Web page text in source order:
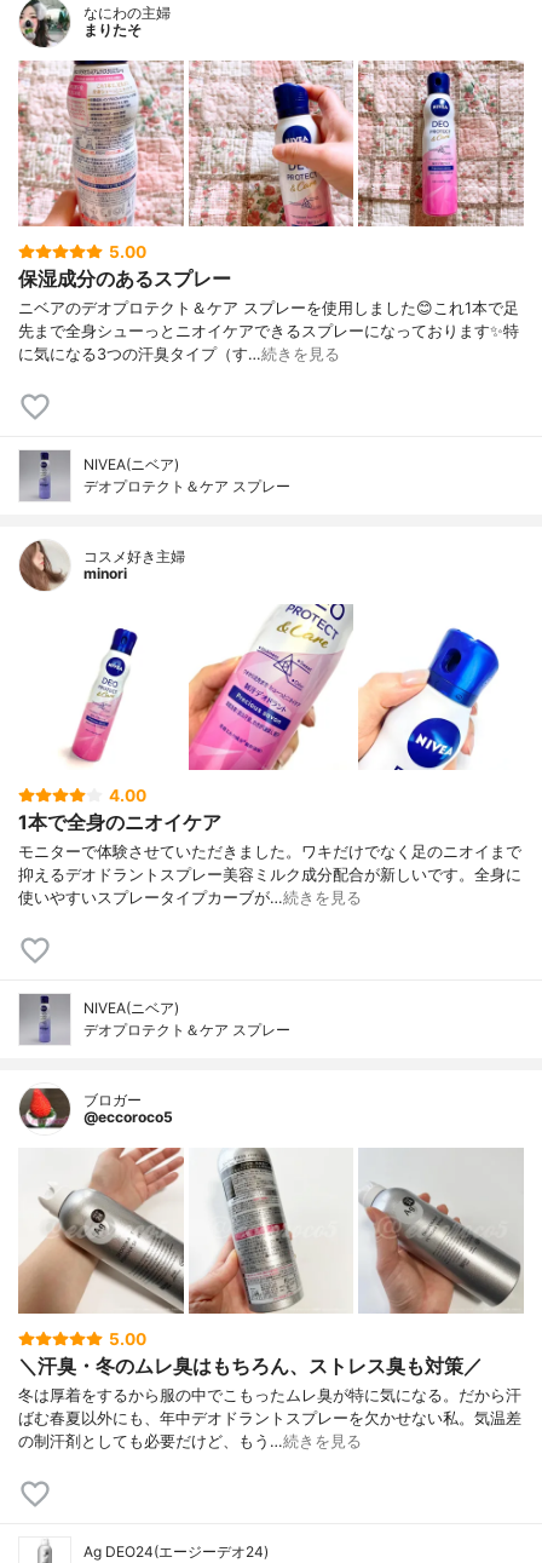
なにわの主婦
まりたそ
5.00
保湿成分のあるスプレー
ニベアのデオプロテクト＆ケア スプレーを使用しました😊これ1本で足
先まで全身シューっとニオイケアできるスプレーになっております✨特
に気になる3つの汗臭タイプ（す…続きを見る
NIVEA(ニベア)
デオプロテクト＆ケア スプレー
コスメ好き主婦
minori
4.00
1本で全身のニオイケア
モニターで体験させていただきました。ワキだけでなく足のニオイまで
抑えるデオドラントスプレー美容ミルク成分配合が新しいです。全身に
使いやすいスプレータイプカーブが…続きを見る
NIVEA(ニベア)
デオプロテクト＆ケア スプレー
ブロガー
@eccoroco5
5.00
＼汗臭・冬のムレ臭はもちろん、ストレス臭も対策／
冬は厚着をするから服の中でこもったムレ臭が特に気になる。だから汗
ばむ春夏以外にも、年中デオドラントスプレーを欠かせない私。気温差
の制汗剤としても必要だけど、もう…続きを見る
Ag DEO24(エージーデオ24)